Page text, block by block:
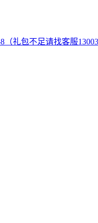
礼包不足请找客服